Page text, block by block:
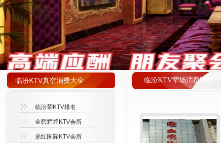
临汾KTV荤场消费明细
临汾KTV真空消费大全
临汾荤KTV排名
金碧辉煌KTV会所
鼎红国际KTV会所